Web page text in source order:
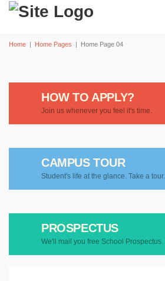
Home | Home Pages | Home Page 04
HOW TO APPLY?
Join us whenever you feel it's time.
CAMPUS TOUR
Student's life at the glance. Take a tour...
PROSPECTUS
We'll mail you free School Prospectus.